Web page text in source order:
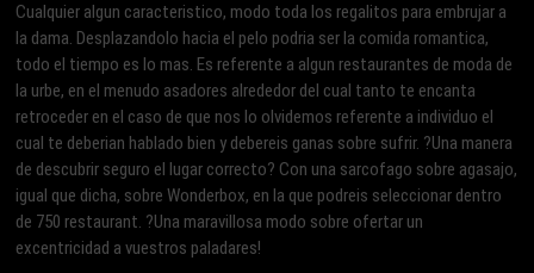
Cualquier algun caracteristico, modo toda los regalitos para embrujar a
la dama. Desplazandolo hacia el pelo podri­a ser la comida romantica,
todo el tiempo es lo mas. Es referente a algun restaurantes de moda de
la urbe, en el menudo asadores alrededor del cual tanto te encanta
retroceder en el caso de que nos lo olvidemos referente a individuo el
cual te deberian hablado bien y debereis ganas sobre sufrir. ?Una manera
de descubrir seguro el lugar correcto? Con una sarcofago sobre agasajo,
igual que dicha, sobre Wonderbox, en la que podreis seleccionar dentro
de 750 restaurant. ?Una maravillosa modo sobre ofertar un
excentricidad a vuestros paladares!